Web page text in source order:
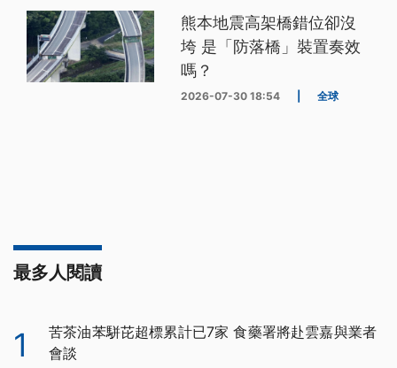
熊本地震高架橋錯位卻沒
垮 是「防落橋」裝置奏效
嗎？
2026-07-30 18:54 全球
最多人閱讀
1
苦茶油苯駢芘超標累計已7家 食藥署將赴雲嘉與業者
會談